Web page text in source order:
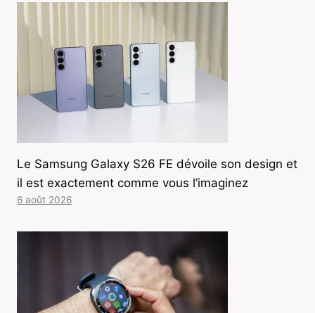
Le Samsung Galaxy S26 FE dévoile son design et
il est exactement comme vous l’imaginez
6 août 2026